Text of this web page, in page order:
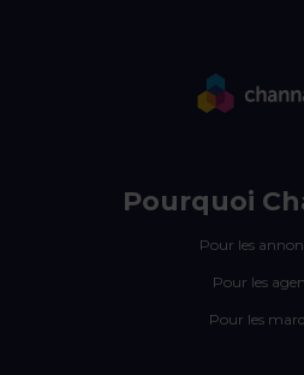
Pourquoi
Pour les
Pour les
Pour les